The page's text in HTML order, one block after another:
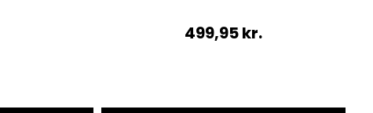
499,95kr.